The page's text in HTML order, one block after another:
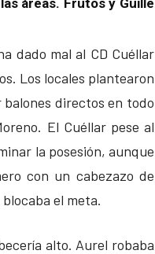
dado mal al CD Cuéllar
Los locales plantearon
directos en todo
El Cuéllar pese al
la posesión, aunque
con un cabezazo de
el meta.
alto. Aurel robaba